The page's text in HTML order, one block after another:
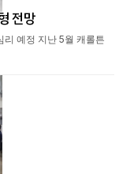
전망
예정 지난 5월 캐롤튼